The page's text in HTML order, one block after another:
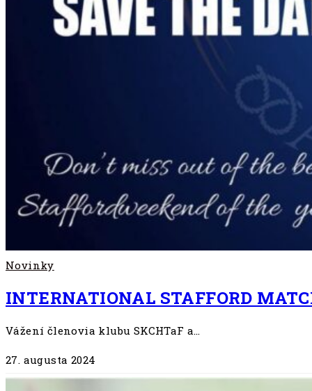
Novinky
INTERNATIONAL STAFFORD
Vážení členovia klubu SKCHTaF a…
27. augusta 2024